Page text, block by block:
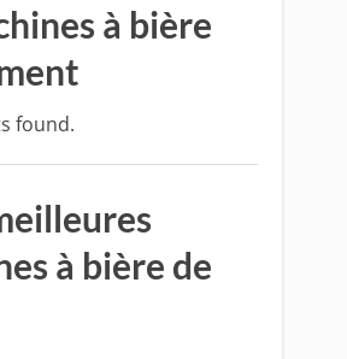
à bière
found.
à bière de